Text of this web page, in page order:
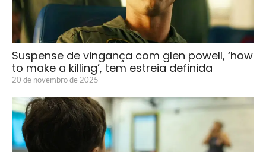
Suspense de vingança com glen powell, ‘how
to make a killing’, tem estreia definida
20 de novembro de 2025